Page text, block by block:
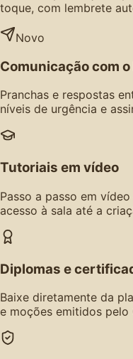
toque, com lembrete
Novo
Comunicação com
Pranchas e respostas
níveis de urgência e
Tutoriais em vídeo
Passo a passo em
acesso à sala até a
Diplomas e
Baixe diretamente da
e moções emitidos pelo